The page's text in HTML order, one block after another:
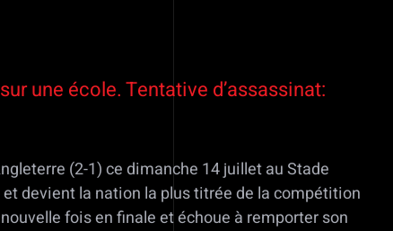
une école. Tentative d’assassinat:
(2-1) ce dimanche 14 juillet au Stade
devient la nation la plus titrée de la compétition
fois en finale et échoue à remporter son